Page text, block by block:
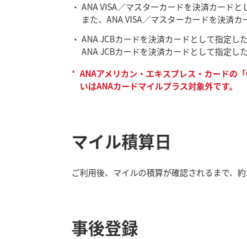
ANA VISA／マスターカードを決済カード
また、ANA VISA／マスターカードを決済
ANA JCBカードを決済カードとして指定し
ANA JCBカードを決済カードとして指定し
* ANAアメリカン・エキスプレス・カードの
いはANAカードマイルプラス対象外です。
マイル積算日
ご利用後、マイルの積算が確認されるまで、約
事後登録